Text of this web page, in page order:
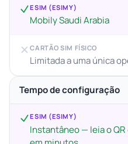
ESIM (ESIMY)
Mobily Saudi Arabia
CARTÃO SIM FÍSICO
Limitada a uma única
Tempo de configuração
ESIM (ESIMY)
Instantâneo — leia o